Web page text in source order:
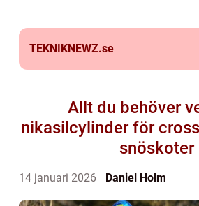
TEKNIKNEWZ.se
Allt du behöver
nikasilcylinder för
snöskoter
14 januari 2026 Daniel Holm